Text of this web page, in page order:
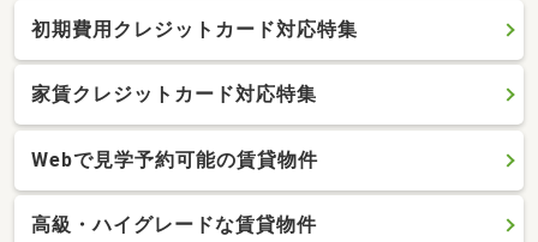
初期費用クレジットカード対応特集
家賃クレジットカード対応特集
Webで見学予約可能の賃貸物件
高級・ハイグレードな賃貸物件